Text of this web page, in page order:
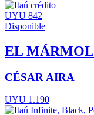
UYU 842
Disponible
EL MÁRMOL
CÉSAR AIRA
UYU 1.190